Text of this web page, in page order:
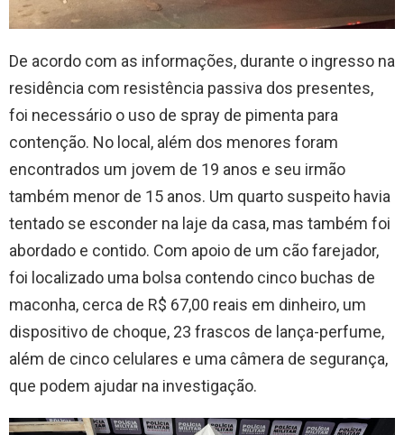
De acordo com as informações, durante o ingresso na
residência com resistência passiva dos presentes,
foi necessário o uso de spray de pimenta para
contenção. No local, além dos menores foram
encontrados um jovem de 19 anos e seu irmão
também menor de 15 anos. Um quarto suspeito havia
tentado se esconder na laje da casa, mas também foi
abordado e contido. Com apoio de um cão farejador,
foi localizado uma bolsa contendo cinco buchas de
maconha, cerca de R$ 67,00 reais em dinheiro, um
dispositivo de choque, 23 frascos de lança-perfume,
além de cinco celulares e uma câmera de segurança,
que podem ajudar na investigação.